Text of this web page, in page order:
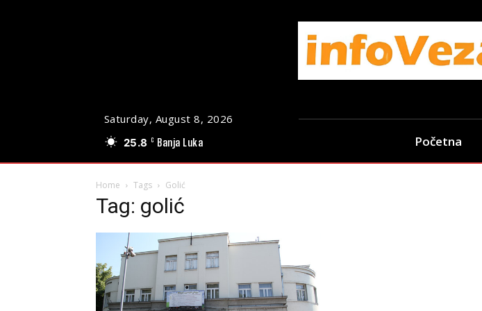
Saturday, August 8, 2026
25.8 C Banja Luka Početna
Home Tags Golić
Tag: golić